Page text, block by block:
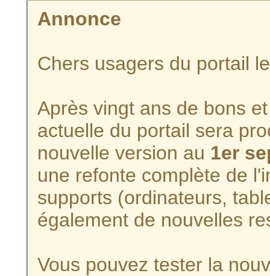
Annonce
Chers usagers du portail
Après vingt ans de bons
actuelle du portail sera
nouvelle version au 1er
une refonte complète de
supports (ordinateurs,
également de nouvelles
Vous pouvez tester la